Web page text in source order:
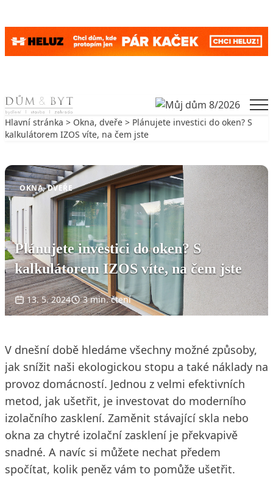
Skip to content
Hlavní stránka > Okna, dveře > Plánujete investici do oken? S
kalkulátorem IZOS víte, na čem jste
OKNA, DVEŘE
Plánujete investici do oken? S
kalkulátorem IZOS víte, na čem jste
13. 5. 2024 3 min. čtení
V dnešní době hledáme všechny možné způsoby,
jak snížit naši ekologickou stopu a také náklady na
provoz domácností. Jednou z velmi efektivních
metod, jak ušetřit, je investovat do moderního
izolačního zasklení. Zaměnit stávající skla nebo
okna za chytré izolační zasklení je překvapivě
snadné. A navíc si můžete nechat předem
spočítat, kolik peněz vám to pomůže ušetřit.